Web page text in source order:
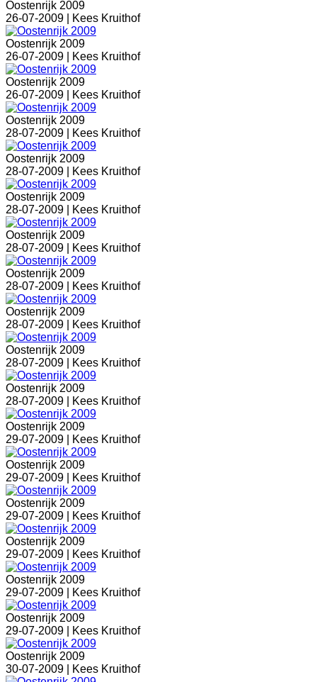
Oostenrijk 2009
26-07-2009 |
Kees Kruithof
Oostenrijk 2009
26-07-2009 |
Kees Kruithof
Oostenrijk 2009
26-07-2009 |
Kees Kruithof
Oostenrijk 2009
28-07-2009 |
Kees Kruithof
Oostenrijk 2009
28-07-2009 |
Kees Kruithof
Oostenrijk 2009
28-07-2009 |
Kees Kruithof
Oostenrijk 2009
28-07-2009 |
Kees Kruithof
Oostenrijk 2009
28-07-2009 |
Kees Kruithof
Oostenrijk 2009
28-07-2009 |
Kees Kruithof
Oostenrijk 2009
28-07-2009 |
Kees Kruithof
Oostenrijk 2009
28-07-2009 |
Kees Kruithof
Oostenrijk 2009
29-07-2009 |
Kees Kruithof
Oostenrijk 2009
29-07-2009 |
Kees Kruithof
Oostenrijk 2009
29-07-2009 |
Kees Kruithof
Oostenrijk 2009
29-07-2009 |
Kees Kruithof
Oostenrijk 2009
29-07-2009 |
Kees Kruithof
Oostenrijk 2009
29-07-2009 |
Kees Kruithof
Oostenrijk 2009
30-07-2009 |
Kees Kruithof